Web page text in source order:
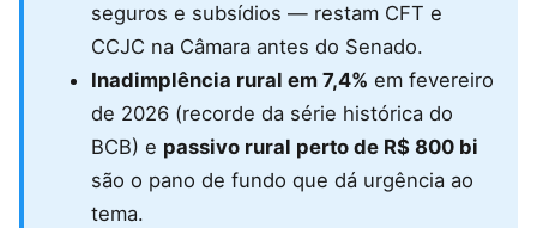
seguros e subsídios — restam CFT e
CCJC na Câmara antes do Senado.
Inadimplência rural em 7,4% em fevereiro
de 2026 (recorde da série histórica do
BCB) e passivo rural perto de R$ 800 bi
são o pano de fundo que dá urgência ao
tema.